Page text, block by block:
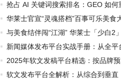
果的完美转化
抢占 AI 关键词搜索排名：GEO 如何
销新逻辑
华莱士官宣“灵魂搭档”百事可乐美食
鸡可乐邀您观战
与美食结伴闯“江湖” 华莱士「少白2
线新闻媒体发布平台实战手册：从全平
媒传播的精准路径
2025年软文发稿平台精选：按品牌
段适配指南
软文发布平台全解析：从综合到垂直